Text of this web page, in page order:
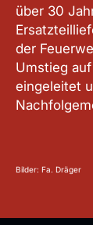
über 30
der
Umstieg
eingeleitet
Bilder: Fa. Dräger